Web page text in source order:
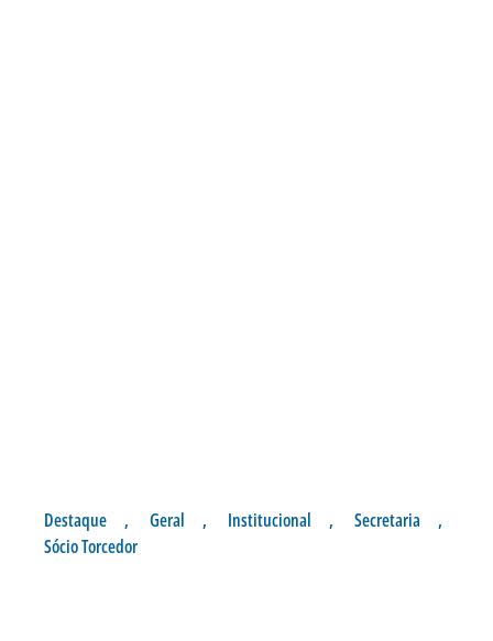
Destaque , Geral , Institucional , Secretaria
,
Sócio Torcedor